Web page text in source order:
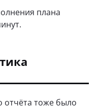
плана
отчёта тоже было